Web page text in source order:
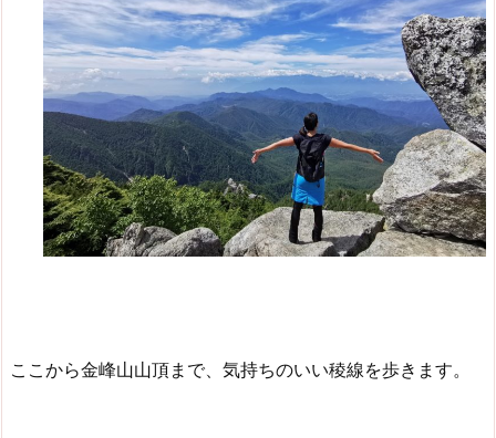
ここから金峰山山頂まで、気持ちのいい稜線を歩きます。